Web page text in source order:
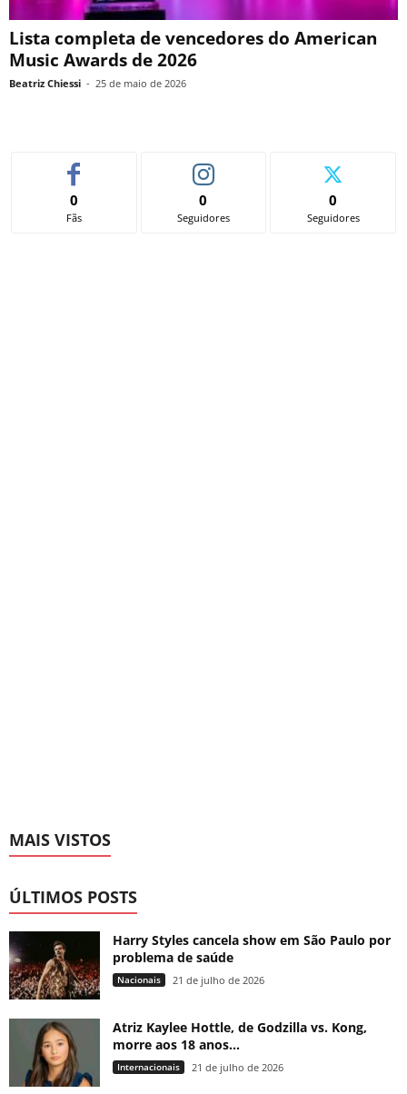
Lista completa de vencedores do American
Music Awards de 2026
Beatriz Chiessi - 25 de maio de 2026
0
Fãs
0
Seguidores
0
Seguidores
MAIS VISTOS
ÚLTIMOS POSTS
Harry Styles cancela show em São Paulo por
problema de saúde
Nacionais 21 de julho de 2026
Atriz Kaylee Hottle, de Godzilla vs. Kong,
morre aos 18 anos...
Internacionais 21 de julho de 2026